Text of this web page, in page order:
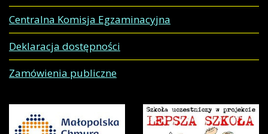
Centralna Komisja Egzaminacyjna
Deklaracja dostępności
Zamówienia publiczne